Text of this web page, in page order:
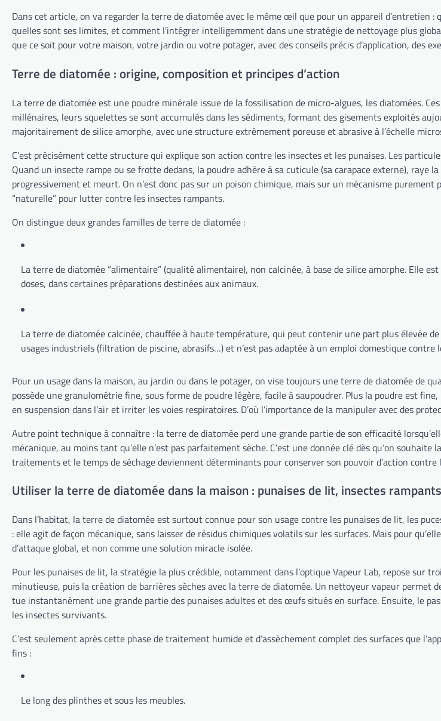
Dans cet article, on va regarder la terre de diatomée avec le même œil que pour un appareil d’entretien :
quelles sont ses limites, et comment l’intégrer intelligemment dans une stratégie de nettoyage plus
que ce soit pour votre maison, votre jardin ou votre potager, avec des conseils précis d’application, des
Terre de diatomée : origine, composition et principes d’action
La terre de diatomée est une poudre minérale issue de la fossilisation de micro-algues, les diatomées.
millénaires, leurs squelettes se sont accumulés dans les sédiments, formant des gisements exploités
majoritairement de silice amorphe, avec une structure extrêmement poreuse et abrasive à l’échelle
C’est précisément cette structure qui explique son action contre les insectes et les punaises. Les
Quand un insecte rampe ou se frotte dedans, la poudre adhère à sa cuticule (sa carapace externe), raye
progressivement et meurt. On n’est donc pas sur un poison chimique, mais sur un mécanisme
“naturelle” pour lutter contre les insectes rampants.
On distingue deux grandes familles de terre de diatomée :
La terre de diatomée “alimentaire” (qualité alimentaire), non calcinée, à base de silice amorphe. Elle
doses, dans certaines préparations destinées aux animaux.
La terre de diatomée calcinée, chauffée à haute température, qui peut contenir une part plus élevée
usages industriels (filtration de piscine, abrasifs…) et n’est pas adaptée à un emploi domestique contre
Pour un usage dans la maison, au jardin ou dans le potager, on vise toujours une terre de diatomée de
possède une granulométrie fine, sous forme de poudre légère, facile à saupoudrer. Plus la poudre est
en suspension dans l’air et irriter les voies respiratoires. D’où l’importance de la manipuler avec des
Autre point technique à connaître : la terre de diatomée perd une grande partie de son efficacité
mécanique, au moins tant qu’elle n’est pas parfaitement sèche. C’est une donnée clé dès qu’on
traitements et le temps de séchage deviennent déterminants pour conserver son pouvoir d’action
Utiliser la terre de diatomée dans la maison : punaises de lit, insectes
Dans l’habitat, la terre de diatomée est surtout connue pour son usage contre les punaises de lit, les
: elle agit de façon mécanique, sans laisser de résidus chimiques volatils sur les surfaces. Mais pour
d’attaque global, et non comme une solution miracle isolée.
Pour les punaises de lit, la stratégie la plus crédible, notamment dans l’optique Vapeur Lab, repose sur
minutieuse, puis la création de barrières sèches avec la terre de diatomée. Un nettoyeur vapeur permet
tue instantanément une grande partie des punaises adultes et des œufs situés en surface. Ensuite, le
les insectes survivants.
C’est seulement après cette phase de traitement humide et d’assèchement complet des surfaces que
fins :
Le long des plinthes et sous les meubles.